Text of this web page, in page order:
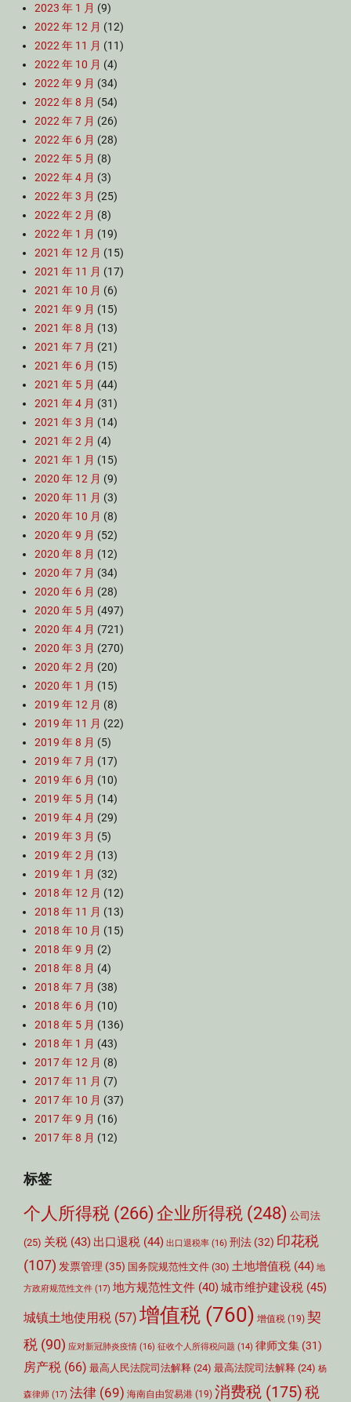
2023 年 1 月 (9)
2022 年 12 月 (12)
2022 年 11 月 (11)
2022 年 10 月 (4)
2022 年 9 月 (34)
2022 年 8 月 (54)
2022 年 7 月 (26)
2022 年 6 月 (28)
2022 年 5 月 (8)
2022 年 4 月 (3)
2022 年 3 月 (25)
2022 年 2 月 (8)
2022 年 1 月 (19)
2021 年 12 月 (15)
2021 年 11 月 (17)
2021 年 10 月 (6)
2021 年 9 月 (15)
2021 年 8 月 (13)
2021 年 7 月 (21)
2021 年 6 月 (15)
2021 年 5 月 (44)
2021 年 4 月 (31)
2021 年 3 月 (14)
2021 年 2 月 (4)
2021 年 1 月 (15)
2020 年 12 月 (9)
2020 年 11 月 (3)
2020 年 10 月 (8)
2020 年 9 月 (52)
2020 年 8 月 (12)
2020 年 7 月 (34)
2020 年 6 月 (28)
2020 年 5 月 (497)
2020 年 4 月 (721)
2020 年 3 月 (270)
2020 年 2 月 (20)
2020 年 1 月 (15)
2019 年 12 月 (8)
2019 年 11 月 (22)
2019 年 8 月 (5)
2019 年 7 月 (17)
2019 年 6 月 (10)
2019 年 5 月 (14)
2019 年 4 月 (29)
2019 年 3 月 (5)
2019 年 2 月 (13)
2019 年 1 月 (32)
2018 年 12 月 (12)
2018 年 11 月 (13)
2018 年 10 月 (15)
2018 年 9 月 (2)
2018 年 8 月 (4)
2018 年 7 月 (38)
2018 年 6 月 (10)
2018 年 5 月 (136)
2018 年 1 月 (43)
2017 年 12 月 (8)
2017 年 11 月 (7)
2017 年 10 月 (37)
2017 年 9 月 (16)
2017 年 8 月 (12)
标签
个人所得税 (266) 企业所得税 (248) 公司法
(25) 关税 (43) 出口退税 (44) 出口退税率 (16) 刑法 (32) 印花税
(107) 发票管理 (35) 国务院规范性文件 (30) 土地增值税 (44) 地
方政府规范性文件 (17) 地方规范性文件 (40)城市维护建设税 (45)
城镇土地使用税 (57) 增值税 (760) 增值税 (19) 契
税 (90) 应对新冠肺炎疫情 (16) 征收个人所得税问题 (14) 律师文集 (31)
房产税 (66) 最高人民法院司法解释 (24) 最高法院司法解释 (24) 杨
森律师 (17) 法律 (69) 海南自由贸易港 (19) 消费税 (175)税